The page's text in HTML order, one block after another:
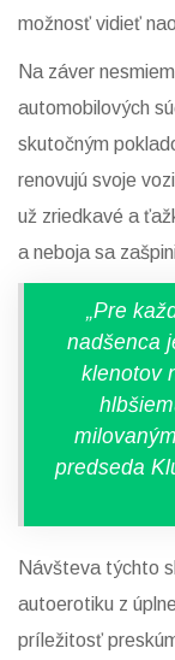
možnosť vidieť
Na záver
automobilových
skutočným
renovujú svoje
už zriedkavé a
a neboja sa
„Pre
nadšenca
klenotov
predseda
Návšteva týchto
autoerotiku z
príležitosť